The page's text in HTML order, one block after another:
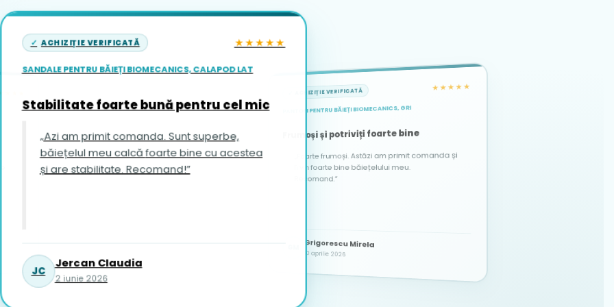
ACHIZIȚIE VERIFICATĂ ★★★★★
SANDALE PENTRU BĂIEȚI BIOMECANICS, CALAPOD LAT
Stabilitate foarte bună pentru cel mic
„Azi am primit comanda. Sunt superbe,
băiețelul meu calcă foarte bine cu acestea
și are stabilitate. Recomand!”
JC
Jercan Claudia
2 iunie 2026
ACHIZIȚIE VERIFICATĂ ★★★★★
PANTOFI PENTRU BĂIEȚI BIOMECANICS, GRI
Frumoși și potriviți foarte bine
„Foarte frumoși. Astăzi am primit comanda și
îi vin foarte bine băiețelului meu.
Recomand.”
Grigorescu Mirela
10 aprilie 2026